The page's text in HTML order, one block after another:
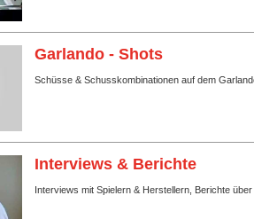
Garlando - Shots
Schüsse & Schusskombinationen auf dem
Interviews & Berichte
Interviews mit Spielern & Herstellern, Berichte